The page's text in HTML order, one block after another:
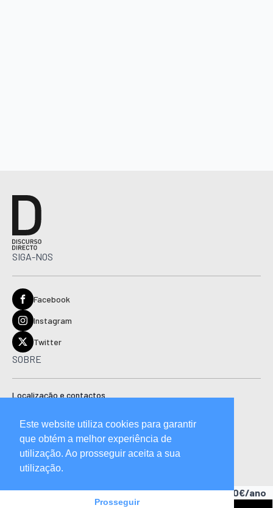
SIGA-NOS
Facebook
Instagram
Twitter
SOBRE
Localização e contactos
Ficha técnica
Manual de boas práticas editoriais e código de conduta
Descubra as vantagens de ser assinante.A partir de 15,90€/ano
Este website utiliza cookies para garantir
que obtém a melhor experiência de
utilização. Ao prosseguir aceita a sua
utilização.
Prosseguir